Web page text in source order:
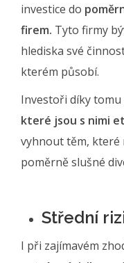
investice do
firem. Tyto firmy
hlediska své
kterém působí.
Investoři díky
které jsou s nimi
vyhnout těm, které
poměrně slušné
Střední
I při zajímavém